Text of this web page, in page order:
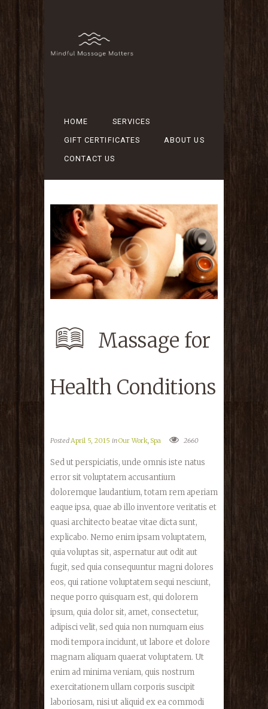
HOME SERVICES
GIFT CERTIFICATES ABOUT US
CONTACT US
Massage for
Health Conditions
Posted April 5, 2015 inOur Work Spa 2660
Sed ut perspiciatis, unde omnis iste natus
error sit voluptatem accusantium
doloremque laudantium, totam rem aperiam
eaque ipsa, quae ab illo inventore veritatis et
quasi architecto beatae vitae dicta sunt,
explicabo. Nemo enim ipsam voluptatem,
quia voluptas sit, aspernatur aut odit aut
fugit, sed quia consequuntur magni dolores
eos, qui ratione voluptatem sequi nesciunt,
neque porro quisquam est, qui dolorem
ipsum, quia dolor sit, amet, consectetur,
adipisci velit, sed quia non numquam eius
modi tempora incidunt, ut labore et dolore
magnam aliquam quaerat voluptatem. Ut
enim ad minima veniam, quis nostrum
exercitationem ullam corporis suscipit
laboriosam, nisi ut aliquid ex ea commodi